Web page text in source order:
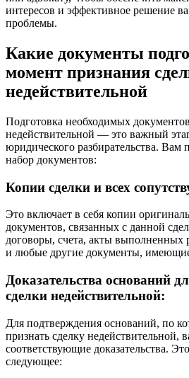
интересов и эффективное решение
проблемы.
Какие документы
момент признания
недействительной
Подготовка необходимых
недействительной — это важный
юридического разбирательства. Вам
набор документов:
Копии сделки и всех
Это включает в себя копии
документов, связанных с данной
договоры, счета, акты выполненных
и любые другие документы,
Доказательства оснований
сделки недействительной:
Для подтверждения оснований, по
признать сделку недействительной,
соответствующие доказательства.
следующее: